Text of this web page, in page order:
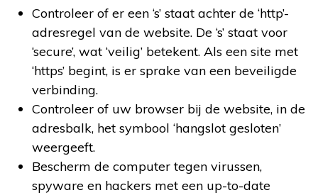
Controleer of er een ‘s’ staat achter de ‘http’-
adresregel van de website. De ‘s’ staat voor
‘secure’, wat ‘veilig’ betekent. Als een site met
‘https’ begint, is er sprake van een beveiligde
verbinding.
Controleer of uw browser bij de website, in de
adresbalk, het symbool ‘hangslot gesloten’
weergeeft.
Bescherm de computer tegen virussen,
spyware en hackers met een up-to-date